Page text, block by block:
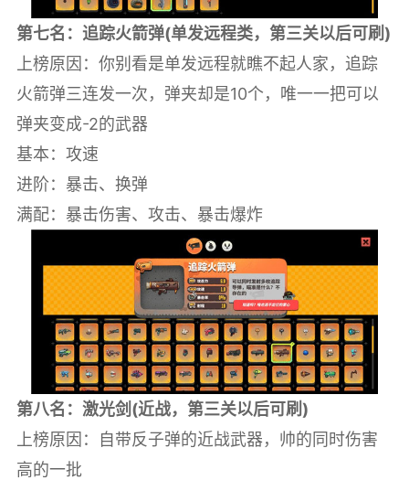
第七名：追踪火箭弹(单发远程类，第三关以后可刷)
上榜原因：你别看是单发远程就瞧不起人家，追踪
火箭弹三连发一次，弹夹却是10个，唯一一把可以
弹夹变成-2的武器
基本：攻速
进阶：暴击、换弹
满配：暴击伤害、攻击、暴击爆炸
第八名：激光剑(近战，第三关以后可刷)
上榜原因：自带反子弹的近战武器，帅的同时伤害
高的一批